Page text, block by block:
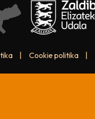
Cookie politika